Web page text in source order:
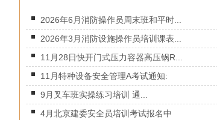
2026年6月消防操作员周末班和平时...
2026年3月消防设施操作员培训课表...
11月28日快开门式压力容器高压锅R...
11月特种设备安全管理A考试通知:
9月叉车班实操练习培训 通...
4月北京建委安全员培训考试报名中